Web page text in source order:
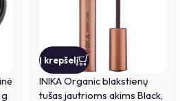
Į krepšelį
INIKA Organic blakstienų
tušas jautrioms akims Black,